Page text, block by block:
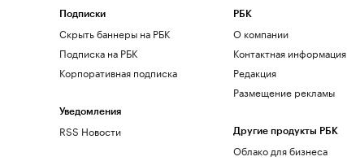
Подписки
Скрыть баннеры на РБК
Подписка на РБК
Корпоративная подписка
Уведомления
RSS Новости
РБК
О компании
Контактная информация
Редакция
Размещение рекламы
Другие продукты РБК
Облако для бизнеса